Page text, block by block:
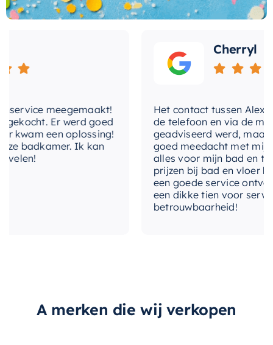
ontspannende regen te staan. De handdouche,
en biedt een gerichte waterstraal, ideaal voor
een verfrissende douche.
dankzij de meegeleverde montageset. Verhoog
de waarde van uw badkamer en geniet van een
luxueuze douche-ervaring met deze
regendoucheset.
met-omstelinrichting Ja
Nee
thermostatisch Ja
uitvoering Afbouwdeel
Rond
Wat andere over ons zeggen
meegemaakt!
Er werd goed
een oplossing!
badkamer. Ik kan
Cherryl
Het contact tussen Alex en
de telefoon en via de mail,
geadviseerd werd, maar
goed meedacht met mij.
alles voor mijn bad en
prijzen bij bad en vloer
een goede service
een dikke tien voor
betrouwbaarheid!
A merken die wij verkopen